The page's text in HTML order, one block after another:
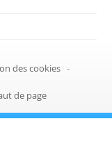
des cookies -
de page